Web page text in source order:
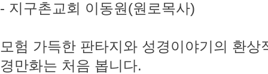
- 지구촌교회 이동원(원로목사)
모험 가득한 판타지와 성경이야기의 환
경만화는 처음 봅니다.